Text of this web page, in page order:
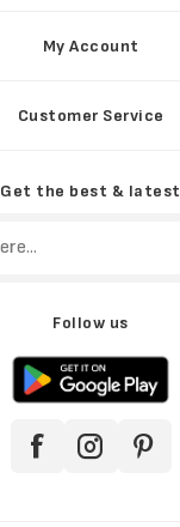
My Account
Customer Service
Get the best & latest
Follow us